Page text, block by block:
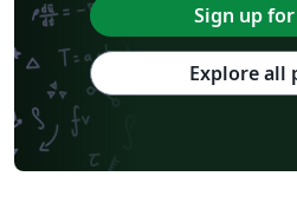
Sign up
Explore all